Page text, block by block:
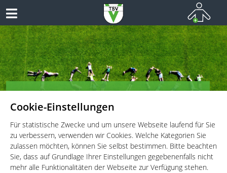
Cookie-Einstellungen
Für statistische Zwecke und um unsere Webseite laufend für Sie
zu verbessern, verwenden wir Cookies. Welche Kategorien Sie
zulassen möchten, können Sie selbst bestimmen. Bitte beachten
Sie, dass auf Grundlage Ihrer Einstellungen gegebenenfalls nicht
mehr alle Funktionalitäten der Webseite zur Verfügung stehen.
Vielseitiges Sportangebot für Kinder und Jugendliche!